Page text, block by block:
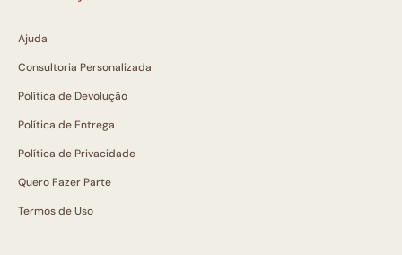
Ajuda
Consultoria Personalizada
Política de Devolução
Política de Entrega
Política de Privacidade
Quero Fazer Parte
Termos de Uso